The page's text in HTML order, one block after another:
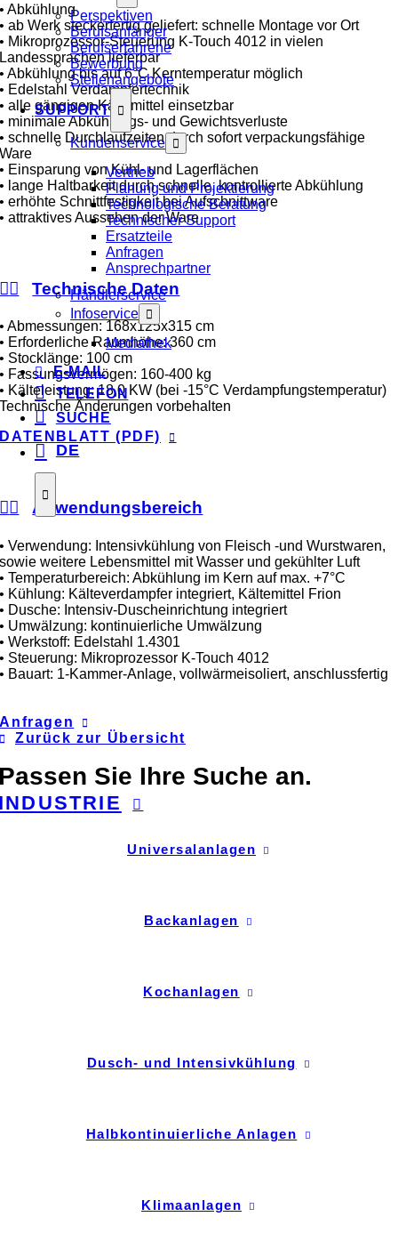
Perspektiven
Berufsanfänger
Berufserfahrene
Bewerbung
Stellenangebote
SUPPORT
Kundenservice
Vertrieb
Planung und Projektierung
Technologische Beratung
Technischer Support
Ersatzteile
Anfragen
Ansprechpartner
Händlerservice
Infoservice
Mediathek
E-MAIL
TELEFON
SUCHE
DE
• Abkühlung
• ab Werk steckerfertig geliefert: schnelle Montage vor Ort
• Mikroprozessor-Steuerung K-Touch 4012 in vielen
Landessprachen lieferbar
• Abkühlung bis auf 6°C Kerntemperatur möglich
• Edelstahl Verdampfertechnik
• alle gängigen Kältemittel einsetzbar
• minimale Abkühlungs- und Gewichtsverluste
• schnelle Durchlaufzeiten durch sofort verpackungsfähige
Ware
• Einsparung von Kühl- und Lagerflächen
• lange Haltbarkeit durch schnelle, kontrollierte Abkühlung
• erhöhte Schnittfestigkeit bei Aufschnittware
• attraktives Aussehen der Ware
Technische Daten
• Abmessungen: 168x125x315 cm
• Erforderliche Raumhöhe: 360 cm
• Stocklänge: 100 cm
• Fassungsvermögen: 160-400 kg
• Kälteleistung: 18,0 KW (bei -15°C Verdampfungstemperatur)
Technische Änderungen vorbehalten
DATENBLATT (PDF)
Anwendungsbereich
• Verwendung: Intensivkühlung von Fleisch -und Wurstwaren,
sowie weitere Lebensmittel mit Wasser und gekühlter Luft
• Temperaturbereich: Abkühlung im Kern auf max. +7°C
• Kühlung: Kälteverdampfer integriert, Kältemittel Frion
• Dusche: Intensiv-Duscheinrichtung integriert
• Umwälzung: kontinuierliche Umwälzung
• Werkstoff: Edelstahl 1.4301
• Steuerung: Mikroprozessor K-Touch 4012
• Bauart: 1-Kammer-Anlage, vollwärmeisoliert, anschlussfertig
Anfragen
Zurück zur Übersicht
Sie Ihre Suche an.
Universalanlagen
Backanlagen
Kochanlagen
Dusch- und Intensivkühlung
Halbkontinuierliche Anlagen
Klimaanlagen